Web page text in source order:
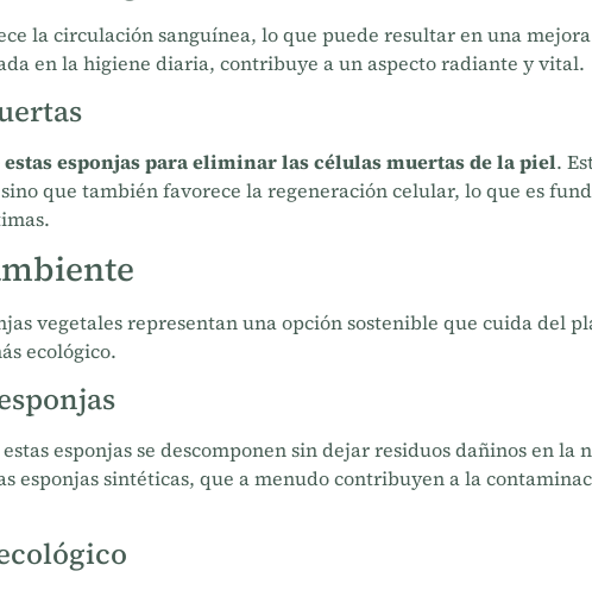
la circulación sanguínea, lo que puede resultar en una
en la higiene diaria, contribuye a un aspecto radiante y vital.
esponjas para eliminar las células muertas de la piel.
que también favorece la regeneración celular, lo que es
vegetales representan una opción sostenible que cuida del
ecológico.
esponjas se descomponen sin dejar residuos dañinos en la
esponjas sintéticas, que a menudo contribuyen a la